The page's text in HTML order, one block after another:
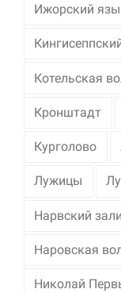
Ижорский
Котельская
Кронштадт
Курголово
Лужицы
Нарвский
Наровская
Николай